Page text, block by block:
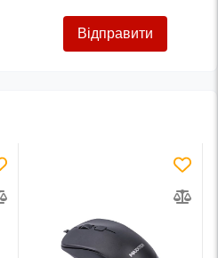
Відправити